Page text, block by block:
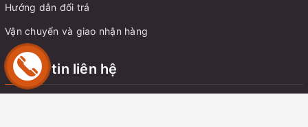
Hướng dẫn đổi trả
Vận chuyển và giao nhận hàng
Thông tin liên hệ